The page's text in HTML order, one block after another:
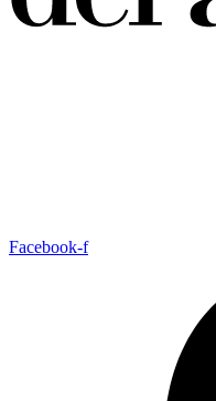
Facebook-f